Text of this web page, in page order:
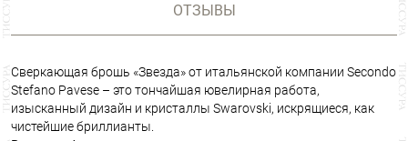
ОТЗЫВЫ
Сверкающая брошь «Звезда» от итальянской компании Secondo
Stefano Pavese – это тончайшая ювелирная работа,
изысканный дизайн и кристаллы Swarovski, искрящиеся, как
чистейшие бриллианты.